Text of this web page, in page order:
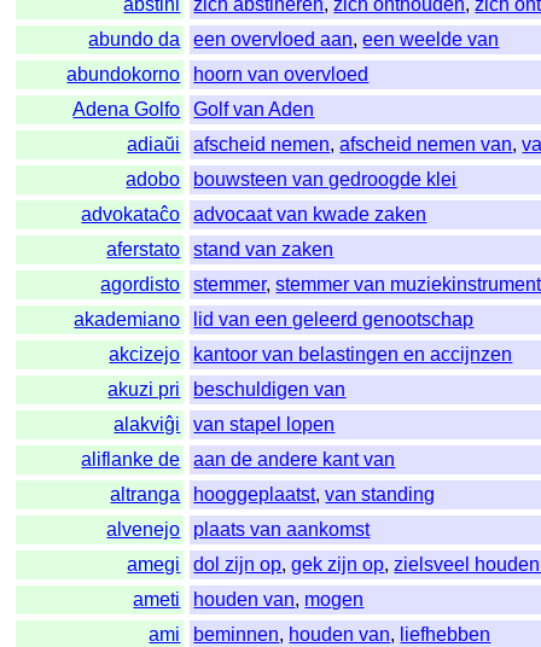
abstini
zich abstineren,zich onthouden,zich
abundo da
een overvloed aan,een weelde van
abundokorno
hoorn van overvloed
Adena Golfo
Golf van Aden
adiaŭi
afscheid nemen,afscheid nemen van,
adobo
bouwsteen van gedroogde klei
advokataĉo
advocaat van kwade zaken
aferstato
stand van zaken
agordisto
stemmer,stemmer van muziekinstrument
akademiano
lid van een geleerd genootschap
akcizejo
kantoor van belastingen en accijnzen
akuzi pri
beschuldigen van
alakviĝi
van stapel lopen
aliflanke de
aan de andere kant van
altranga
hooggeplaatst,van standing
alvenejo
plaats van aankomst
amegi
dol zijn op,gek zijn op,zielsveel
ameti
houden van, mogen
ami
beminnen, houden van, liefhebben